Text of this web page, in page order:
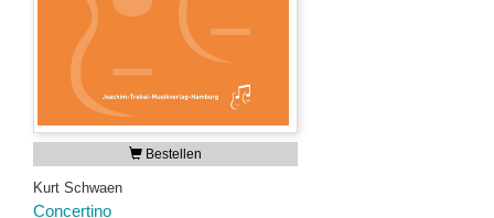
Bestellen
Kurt Schwaen
Concertino